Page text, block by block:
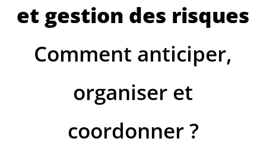
et gestion des risques
Comment anticiper,
organiser et
coordonner ?